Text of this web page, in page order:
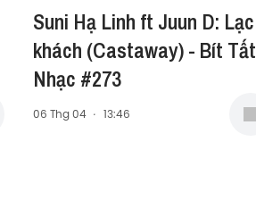
Suni Hạ Linh ft Juun D: Lạc
khách (Castaway) - Bít Tất
Nhạc #273
06 Thg 04 · 13:46